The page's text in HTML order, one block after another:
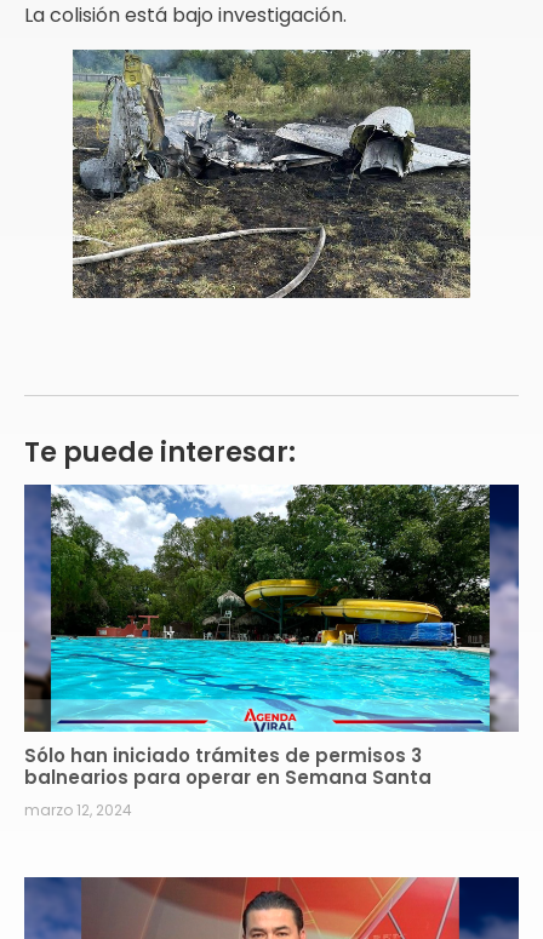
La colisión está bajo investigación.
Te puede interesar:
Sólo han iniciado trámites de permisos 3
balnearios para operar en Semana Santa
marzo 12, 2024